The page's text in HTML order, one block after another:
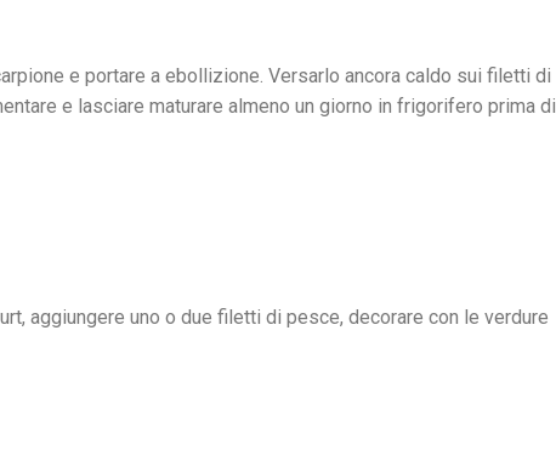
e portare a ebollizione. Versarlo ancora caldo sui filetti di
e lasciare maturare almeno un giorno in frigorifero prima di
aggiungere uno o due filetti di pesce, decorare con le verdure